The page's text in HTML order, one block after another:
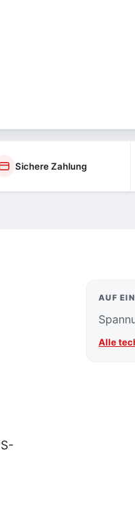
Sichere Zahlung
AUF
Alle